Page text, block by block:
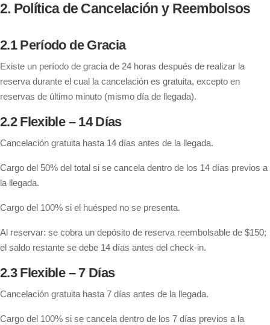
2. Política de Cancelación y Reembolsos
2.1 Período de Gracia
Existe un período de gracia de 24 horas después de realizar la
reserva durante el cual la cancelación es gratuita, excepto en
reservas de último minuto (mismo día de llegada).
2.2 Flexible – 14 Días
Cancelación gratuita hasta 14 días antes de la llegada.
Cargo del 50% del total si se cancela dentro de los 14 días previos a
la llegada.
Cargo del 100% si el huésped no se presenta.
Al reservar: se cobra un depósito de reserva reembolsable de $150;
el saldo restante se debe 14 días antes del check-in.
2.3 Flexible – 7 Días
Cancelación gratuita hasta 7 días antes de la llegada.
Cargo del 100% si se cancela dentro de los 7 días previos a la